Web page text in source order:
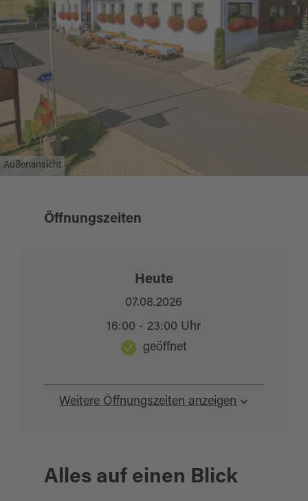
Außenansicht
Öffnungszeiten
Weitere Öffnungszeiten anzeigen
Heute
07.08.2026
16:00 - 23:00 Uhr
geöffnet
Alles auf einen Blick